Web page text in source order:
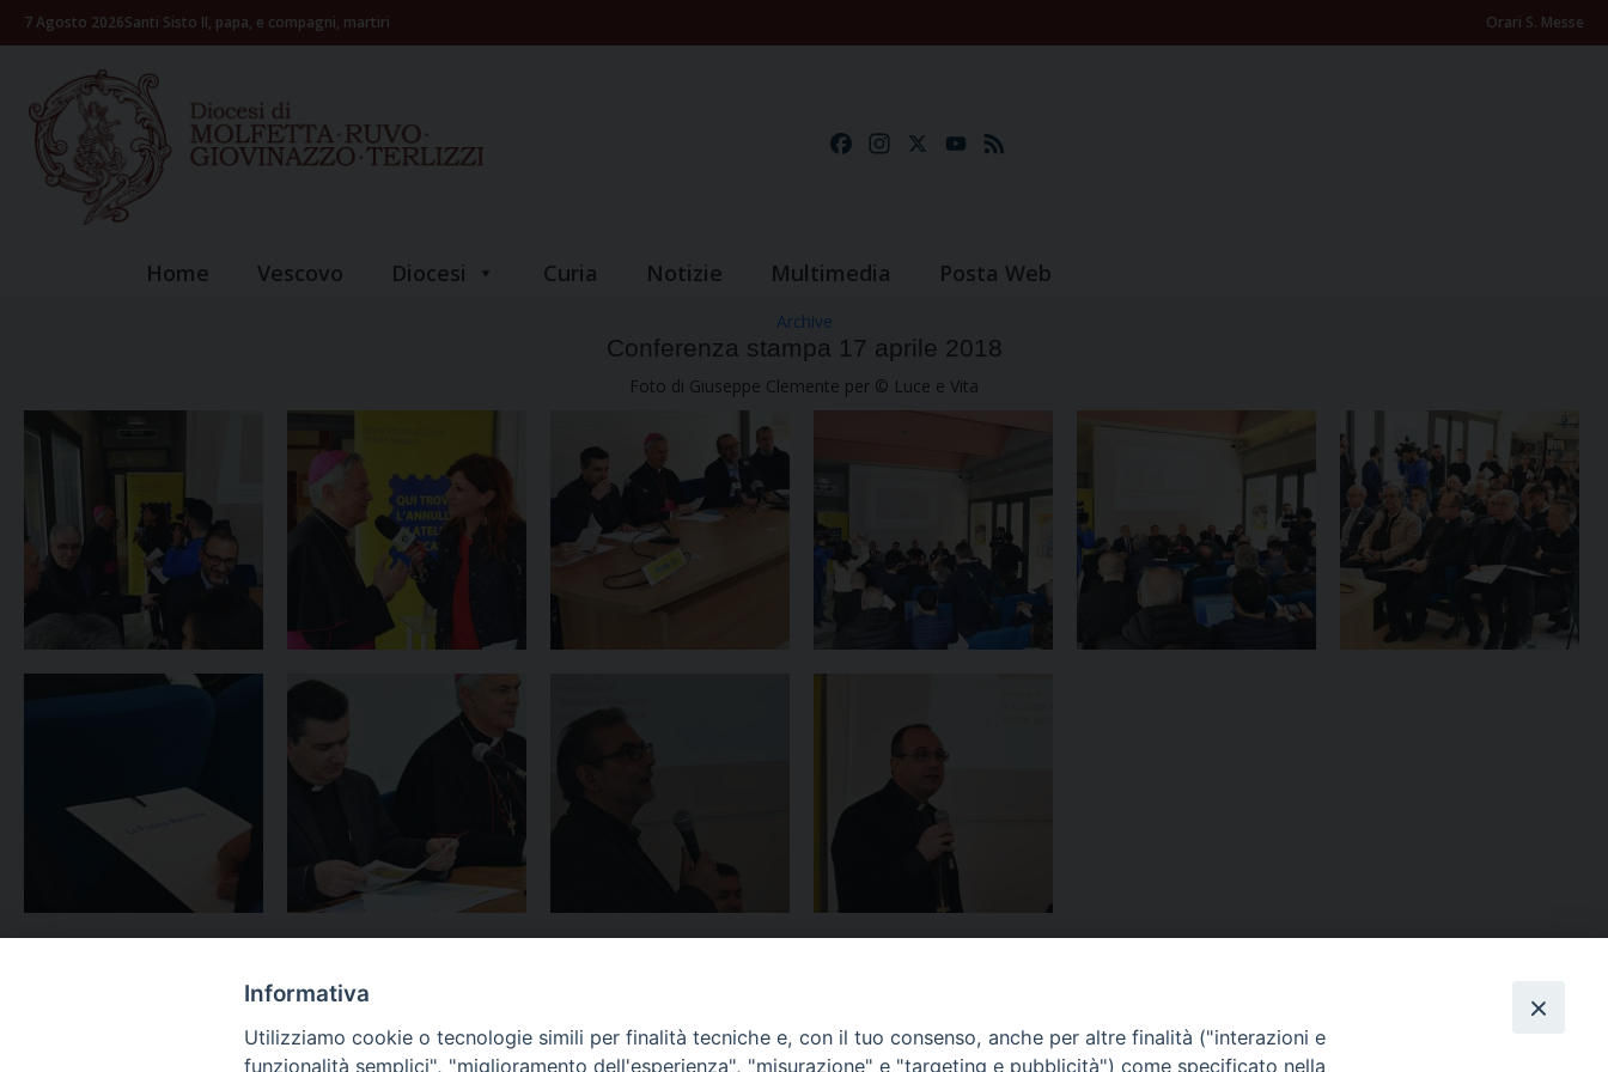
Skip7 Agosto 2026Santi Sisto II, papa, e compagni, martiri Orari S. Messe
FacebookInstagramYouTube
Home Vescovo Diocesi Curia Notizie Multimedia Posta Web
Archive
Conferenza stampa 17 aprile 2018
Foto di Giuseppe Clemente per © Luce e Vita
Informativa
Utilizziamo cookie o tecnologie simili per finalità tecniche e, con il tuo consenso, anche per altre finalità ("interazioni e
funzionalità semplici", "miglioramento dell'esperienza", "misurazione" e "targeting e pubblicità") come specificato nella